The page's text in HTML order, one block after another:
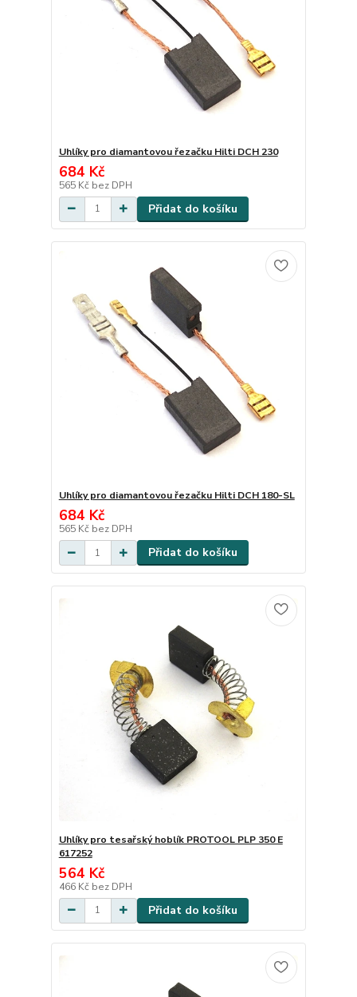
Uhlíky pro diamantovou řezačku Hilti DCH 230
684 Kč
565 Kč bez DPH
Přidat do košíku
Uhlíky pro diamantovou řezačku Hilti DCH 180-SL
684 Kč
565 Kč bez DPH
Přidat do košíku
Uhlíky pro tesařský hoblík PROTOOL PLP 350 E
617252
564 Kč
466 Kč bez DPH
Přidat do košíku